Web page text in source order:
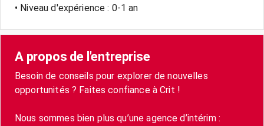
• Niveau d'expérience : 0-1 an
A propos de l'entreprise
Besoin de conseils pour explorer de nouvelles
opportunités ? Faites confiance à Crit !
Nous sommes bien plus qu’une agence d’intérim :